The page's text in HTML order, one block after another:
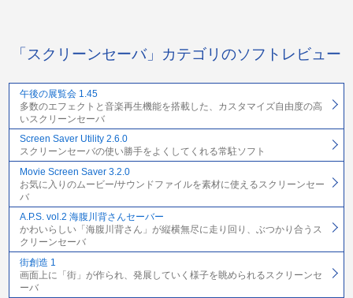
「スクリーンセーバ」カテゴリのソフトレビュー
午後の展覧会 1.45
多数のエフェクトと音楽再生機能を搭載した、カスタマイズ自由度の高
いスクリーンセーバ
Screen Saver Utility 2.6.0
スクリーンセーバの使い勝手をよくしてくれる常駐ソフト
Movie Screen Saver 3.2.0
お気に入りのムービー/サウンドファイルを素材に使えるスクリーンセー
バ
A.P.S. vol.2 海腹川背さんセーバー
かわいらしい「海腹川背さん」が縦横無尽に走り回り、ぶつかり合うス
クリーンセーバ
街創造 1
画面上に「街」が作られ、発展していく様子を眺められるスクリーンセ
ーバ